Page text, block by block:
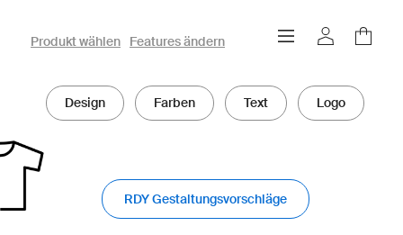
owayo 3D-Konfigurator
Produkt wählen Features ändern
Design Farben Text Logo
RDY Gestaltungsvorschläge